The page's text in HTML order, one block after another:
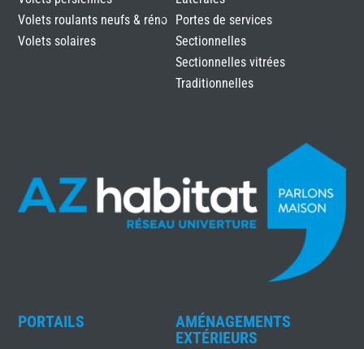
Volets roulants neufs & réno
Volets solaires
Portes de services
Sectionnelles
Sectionnelles vitrées
Traditionnelles
PORTAILS
AMÉNAGEMENTS
EXTÉRIEURS